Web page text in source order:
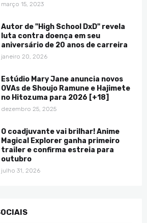
março 15, 2023
Autor de "High School DxD" revela
luta contra doença em seu
aniversário de 20 anos de carreira
janeiro 20, 2026
Estúdio Mary Jane anuncia novos
OVAs de Shoujo Ramune e Hajimete
no Hitozuma para 2026 [+18]
dezembro 25, 2025
O coadjuvante vai brilhar! Anime
Magical Explorer ganha primeiro
trailer e confirma estreia para
outubro
julho 31, 2026